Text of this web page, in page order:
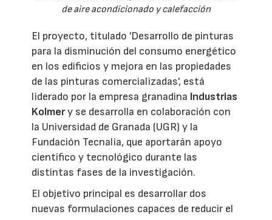
de aire acondicionado y calefacción
El proyecto, titulado 'Desarrollo de pinturas
para la disminución del consumo energético
en los edificios y mejora en las propiedades
de las pinturas comercializadas', está
liderado por la empresa granadina Industrias
Kolmery se desarrolla en colaboración con
la Universidad de Granada (UGR) y la
Fundación Tecnalia, que aportarán apoyo
científico y tecnológico durante las
distintas fases de la investigación.
El objetivo principal es desarrollar dos
nuevas formulaciones capaces de reducir el